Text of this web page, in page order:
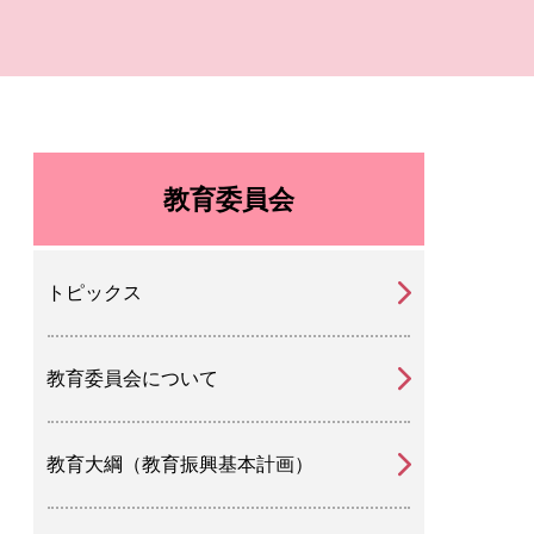
教育委員会
トピックス
教育委員会について
教育大綱（教育振興基本計画）